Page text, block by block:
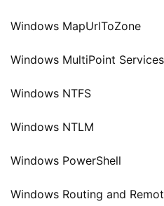
Windows MapUrlToZone
Windows MultiPoint Services
Windows NTFS
Windows NTLM
Windows PowerShell
Windows Routing and